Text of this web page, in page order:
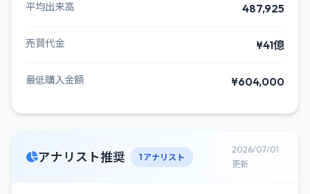
平均出来高 487,925
売買代金 ¥41億
最低購入金額 ¥604,000
アナリスト推奨 1 アナリスト
2026/07/01
更新